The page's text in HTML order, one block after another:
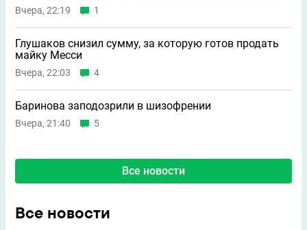
Вчера, 22:19 1
Глушаков снизил сумму, за которую готов продать
майку Месси
Вчера, 22:03 4
Баринова заподозрили в шизофрении
Вчера, 21:40 5
Все новости
Все новости